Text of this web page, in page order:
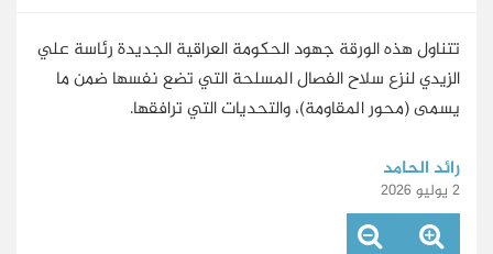
تتناول هذه الورقة جهود الحكومة العراقية الجديدة رئاسة علي
الزيدي لنزع سلاح الفصال المسلحة التي تضع نفسها ضمن ما
يسمى (محور المقاومة)، والتحديات التي ترافقها.
رائد الحامد
2 يوليو 2026